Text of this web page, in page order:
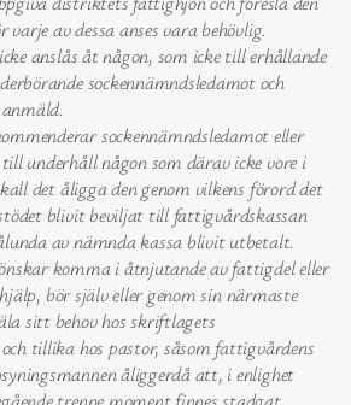
av dessa anses vara behövlig.
anslås åt någon, som icke till erhållande
sockennämndsledamot och
sockennämndsledamot eller
underhåll någon som därav icke vore i
det åligga den genom vilkens förord det
blivit beviljat till fattigvårdskassan
av nämnda kassa blivit utbetalt.
komma i åtnjutande av fattigdel eller
bör själv eller genom sin närmaste
sitt behov hos skriftlagets
tillika hos pastor, såsom fattigvårdens
åliggerdå att, i enlighet